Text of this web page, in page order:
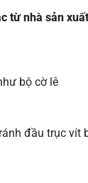
từ nhà sản
bộ cờ lê
đầu trục vít